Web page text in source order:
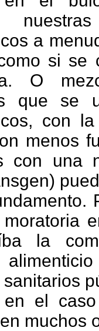
a
si se
O
que se
con
menos
con una
la
el
muchos